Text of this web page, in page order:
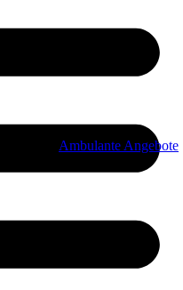
Ambulante Angebote